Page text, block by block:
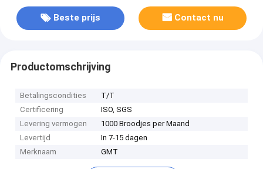
Beste prijs Contact nu
Productomschrijving
Betalingscondities
T/T
Certificering
ISO, SGS
Levering vermogen
1000 Broodjes per Maand
Levertijd
In 7-15 dagen
Merknaam
GMT